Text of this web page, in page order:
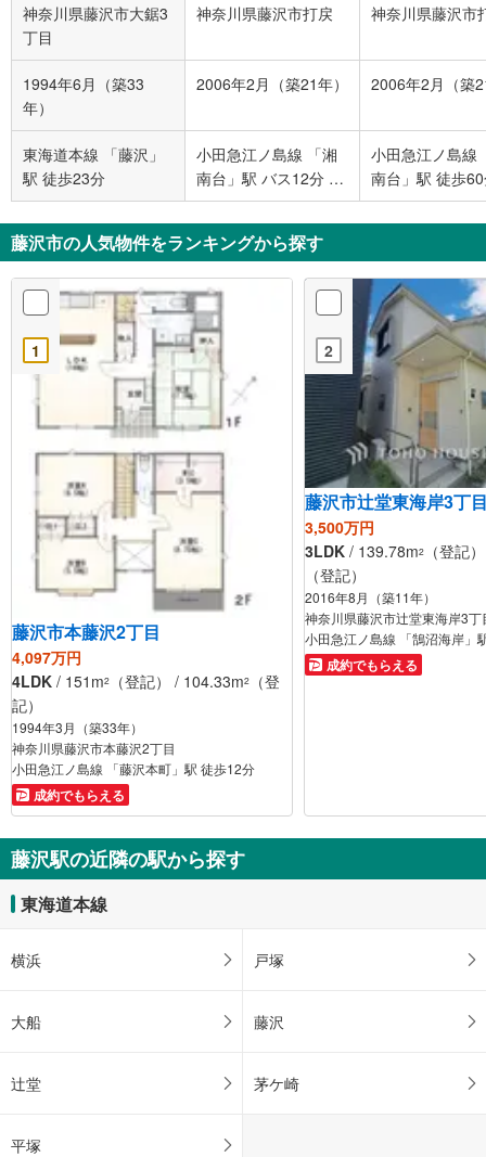
神奈川県藤沢市大鋸3
丁目
神奈川県藤沢市打戻 神奈川県藤沢市
1994年6月（築33
年）
2006年2月（築21年） 2006年2月（築
東海道本線 「藤沢」
駅 徒歩23分
小田急江ノ島線 「湘
南台」駅 バス12分 御
所見中学校前 バス停
下車 徒歩2分
小田急江ノ島線
南台」駅 徒歩
藤沢市の人気物件をランキングから探す
1
藤沢市本藤沢2丁目
4,097万円
4LDK / 151m2 （登記） / 104.33m2
（登
記）
1994年3月（築33年）
神奈川県藤沢市本藤沢2丁目
小田急江ノ島線 「藤沢本町」駅 徒歩12分
成約でもらえる
2
藤沢市辻堂東海岸3丁
3,500万円
3LDK / 139.78m2
（登記
（登記）
2016年8月（築11年）
神奈川県藤沢市辻堂東海岸3丁
小田急江ノ島線 「鵠沼海岸」
成約でもらえる
藤沢駅の近隣の駅から探す
東海道本線
横浜 戸塚
大船 藤沢
辻堂 茅ケ崎
平塚